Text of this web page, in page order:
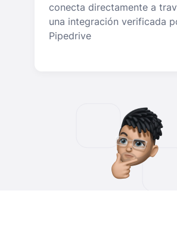
conecta directamente a
una integración verificada
Pipedrive